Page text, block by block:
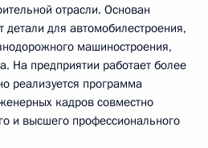
отрасли. Основан
детали для автомобилестроения,
машиностроения,
На предприятии работает более
реализуется программа
кадров совместно
и высшего профессионального